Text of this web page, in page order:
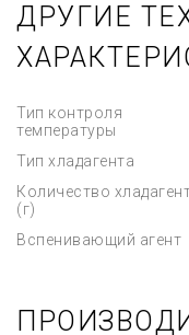
ДРУГИЕ
Тип контроля
температуры
Тип хладагента
Количество
(г)
Вспенивающий агент